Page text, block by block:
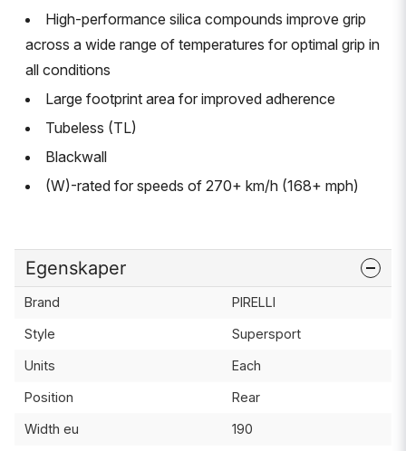
High-performance silica compounds improve grip
across a wide range of temperatures for optimal grip in
all conditions
Large footprint area for improved adherence
Tubeless (TL)
Blackwall
(W)-rated for speeds of 270+ km/h (168+ mph)
Egenskaper
Brand PIRELLI
Style Supersport
Units Each
Position Rear
Width eu 190